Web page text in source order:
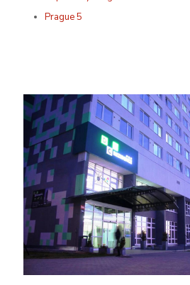
Prague 5